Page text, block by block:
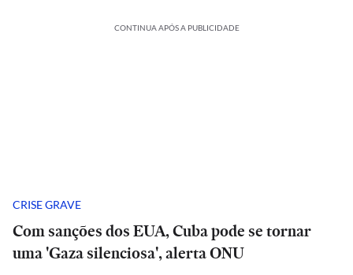
CONTINUA APÓS A PUBLICIDADE
CRISE GRAVE
Com sanções dos EUA, Cuba pode se tornar
uma 'Gaza silenciosa', alerta ONU